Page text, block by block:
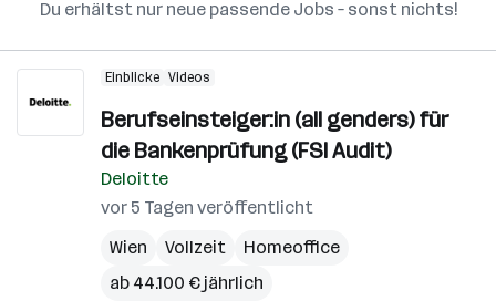
Du erhältst nur neue passende Jobs – sonst nichts!
Einblicke Videos
Berufseinsteiger:in (all genders) für
die Bankenprüfung (FSI Audit)
Deloitte
vor 5 Tagen veröffentlicht
Wien
Vollzeit
Homeoffice
ab 44.100 € jährlich